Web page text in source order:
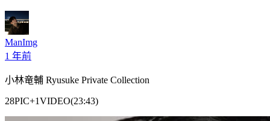
ManImg
1 年前
小林竜輔 Ryusuke Private Collection
28PIC+1VIDEO(23:43)